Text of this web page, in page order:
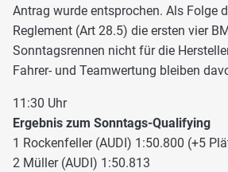
Antrag wurde entsprochen. Als Folge
Reglement (Art 28.5) die ersten vier
Sonntagsrennen nicht für die
Fahrer- und Teamwertung bleiben
11:30 Uhr
Ergebnis zum Sonntags-Qualifying
1 Rockenfeller (AUDI) 1:50.800 (+5
2 Müller (AUDI) 1:50.813